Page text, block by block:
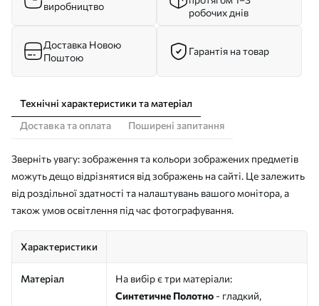
виробництво
робочих днів
Доставка Новою
Поштою
Гарантія на товар
Технічні характеристики та матеріал
Доставка та оплата
Поширені запитання
Зверніть увагу: зображення та кольори зображених предметів
можуть дещо відрізнятися від зображень на сайті. Це залежить
від роздільної здатності та налаштувань вашого монітора, а
також умов освітлення під час фотографування.
Характеристики
Матеріал
На вибір є три матеріали:
Синтетичне Полотно - гладкий,